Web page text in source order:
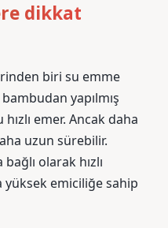
dikkat
biri su emme
yapılmış
emer. Ancak daha
uzun sürebilir.
olarak hızlı
emiciliğe sahip